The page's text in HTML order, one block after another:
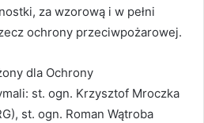
za wzorową i w pełni
ochrony przeciwpożarowej.
dla Ochrony
st. ogn. Krzysztof Mroczka
st. ogn. Roman Wątroba